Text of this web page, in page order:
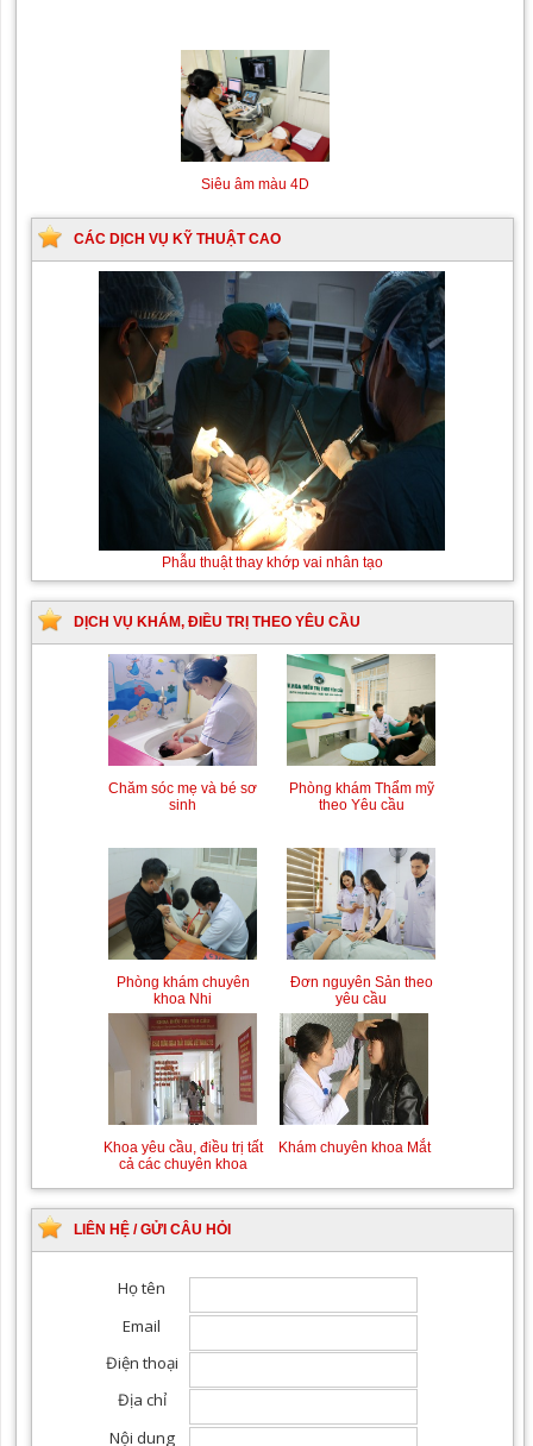
Siêu âm màu 4D
CÁC DỊCH VỤ KỸ THUẬT CAO
Phẫu thuật thay khớp vai nhân tạo
DỊCH VỤ KHÁM, ĐIỀU TRỊ THEO YÊU CẦU
Chăm sóc mẹ và bé sơ
sinh
Phòng khám Thẩm mỹ
theo Yêu cầu
Phòng khám chuyên
khoa Nhi
Đơn nguyên Sản theo
yêu cầu
Khoa yêu cầu, điều trị tất
cả các chuyên khoa
Khám chuyên khoa Mắt
LIÊN HỆ / GỬI CÂU HỎI